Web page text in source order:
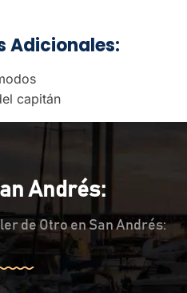
Adicionales:
capitán
Andrés:
de Otro en San Andrés: